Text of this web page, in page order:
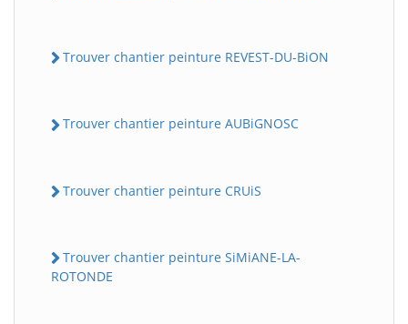
Trouver chantier peinture REVEST-DU-BiON
Trouver chantier peinture AUBiGNOSC
Trouver chantier peinture CRUiS
Trouver chantier peinture SiMiANE-LA-
ROTONDE